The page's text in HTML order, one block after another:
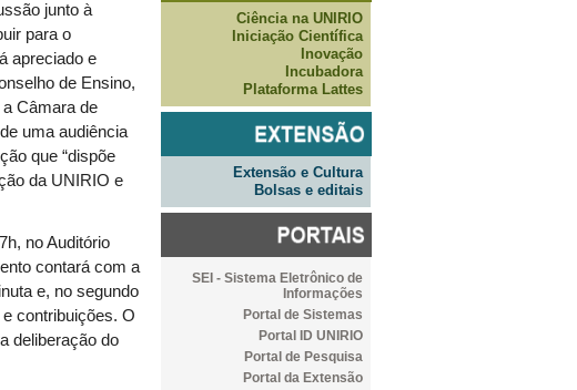
junto à
para o
apreciado e
de Ensino,
Câmara de
uma audiência
que “dispõe
da UNIRIO e
no Auditório
contará com a
e, no segundo
contribuições. O
deliberação do
Ciência na UNIRIO
Iniciação Científica
Inovação
Incubadora
Plataforma Lattes
Extensão e Cultura
Bolsas e editais
SEI - Sistema Eletrônico de
Informações
Portal de Sistemas
Portal ID UNIRIO
Portal de Pesquisa
Portal da Extensão